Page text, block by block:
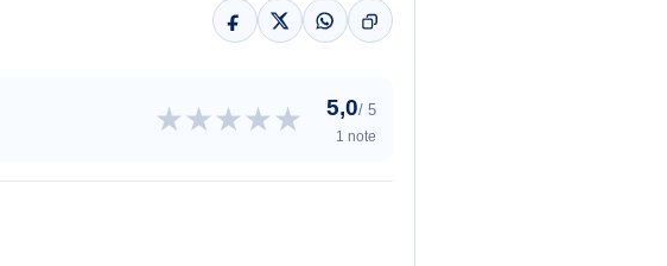
★★★★★ 5,0/ 5
1 note